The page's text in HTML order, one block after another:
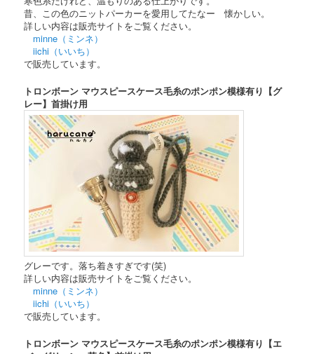
昔、この色のニットパーカーを愛用してたなー 懐かしい。
詳しい内容は販売サイトをご覧ください。
minne（ミンネ）
iichi（いいち）
で販売しています。
トロンボーン マウスピースケース毛糸のポンポン模様有り【グ
レー】首掛け用
グレーです。落ち着きすぎです(笑)
詳しい内容は販売サイトをご覧ください。
minne（ミンネ）
iichi（いいち）
で販売しています。
トロンボーン マウスピースケース毛糸のポンポン模様有り【エ